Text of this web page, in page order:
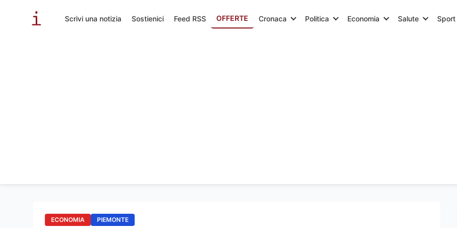
Scrivi una notizia Sostienici Feed RSS OFFERTE Cronaca Politica Economia Salute Sport
ECONOMIA PIEMONTE